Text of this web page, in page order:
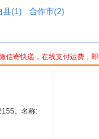
县(1)
合作市(2)
微信寄快递，在线支付运费，
。名称: